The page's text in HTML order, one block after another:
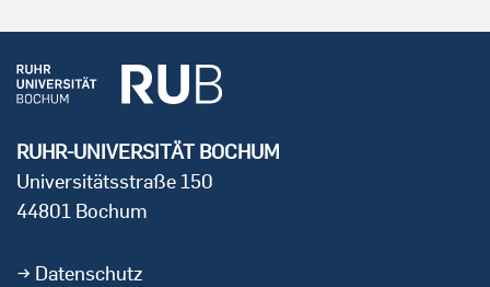
RUHR-UNIVERSITÄT BOCHUM
Universitätsstraße 150
44801 Bochum
Datenschutz